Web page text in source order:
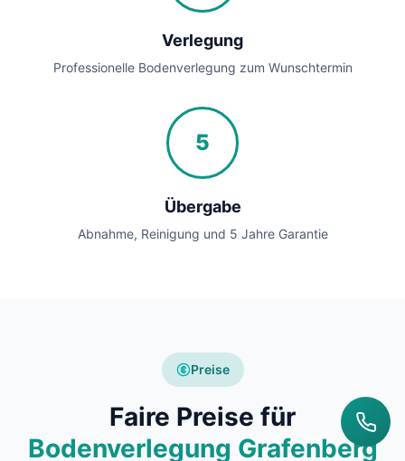
Verlegung
Professionelle Bodenverlegung zum Wunschtermin
5
Übergabe
Abnahme, Reinigung und 5 Jahre Garantie
Preise
Faire Preise für
Bodenverlegung Grafenberg